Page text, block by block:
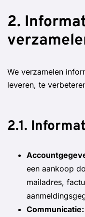
2.
We verzamelen
leveren, te
2.1.
een aankoop
mailadres,
Communicatie: